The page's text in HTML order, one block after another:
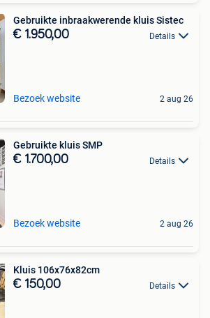
Gebruikte inbraakwerende kluis Sistec
€ 1.950,00 Details
Bezoek website 2 aug 26
Gebruikte kluis SMP
€ 1.700,00 Details
Bezoek website 2 aug 26
Kluis 106x76x82cm
€ 150,00 Details